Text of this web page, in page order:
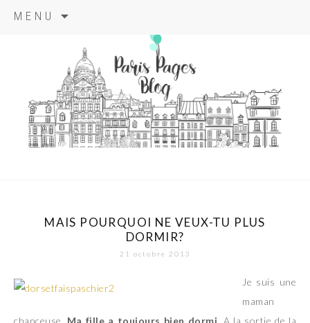
MENU
principal
paris pages
blog
MAIS POURQUOI NE VEUX-TU PLUS
DORMIR?
21 octobre 2013
Je suis une
maman
chanceuse. Ma fille a toujours bien dormi. A la sortie de la